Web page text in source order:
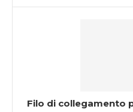
Filo di collegamento